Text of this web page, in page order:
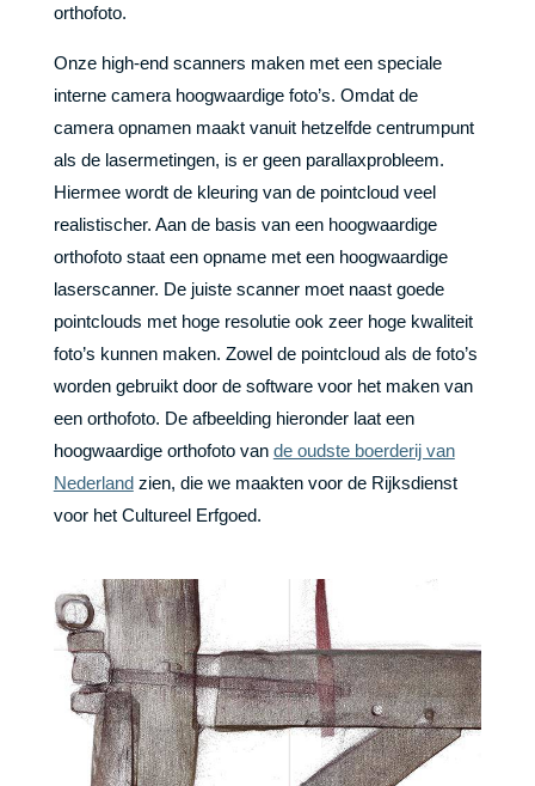
orthofoto.
Onze high-end scanners maken met een speciale
interne camera hoogwaardige foto’s. Omdat de
camera opnamen maakt vanuit hetzelfde centrumpunt
als de lasermetingen, is er geen parallaxprobleem.
Hiermee wordt de kleuring van de pointcloud veel
realistischer. Aan de basis van een hoogwaardige
orthofoto staat een opname met een hoogwaardige
laserscanner. De juiste scanner moet naast goede
pointclouds met hoge resolutie ook zeer hoge kwaliteit
foto’s kunnen maken. Zowel de pointcloud als de foto’s
worden gebruikt door de software voor het maken van
een orthofoto. De afbeelding hieronder laat een
hoogwaardige orthofoto van de oudste boerderij van
Nederlandzien, die we maakten voor de Rijksdienst
voor het Cultureel Erfgoed.